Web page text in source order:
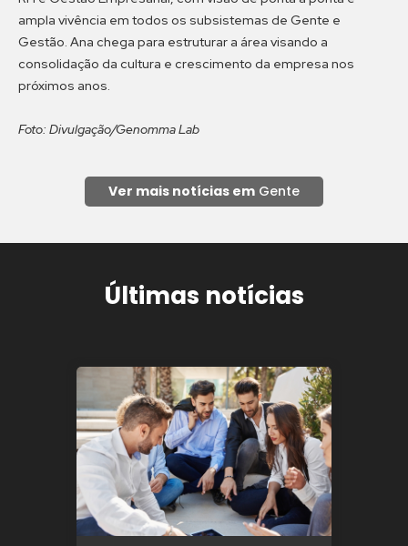
ampla vivência em todos os subsistemas de Gente e
Gestão. Ana chega para estruturar a área visando a
consolidação da cultura e crescimento da empresa nos
próximos anos.
Foto: Divulgação/Genomma Lab
Ver mais notícias em Gente
Últimas notícias